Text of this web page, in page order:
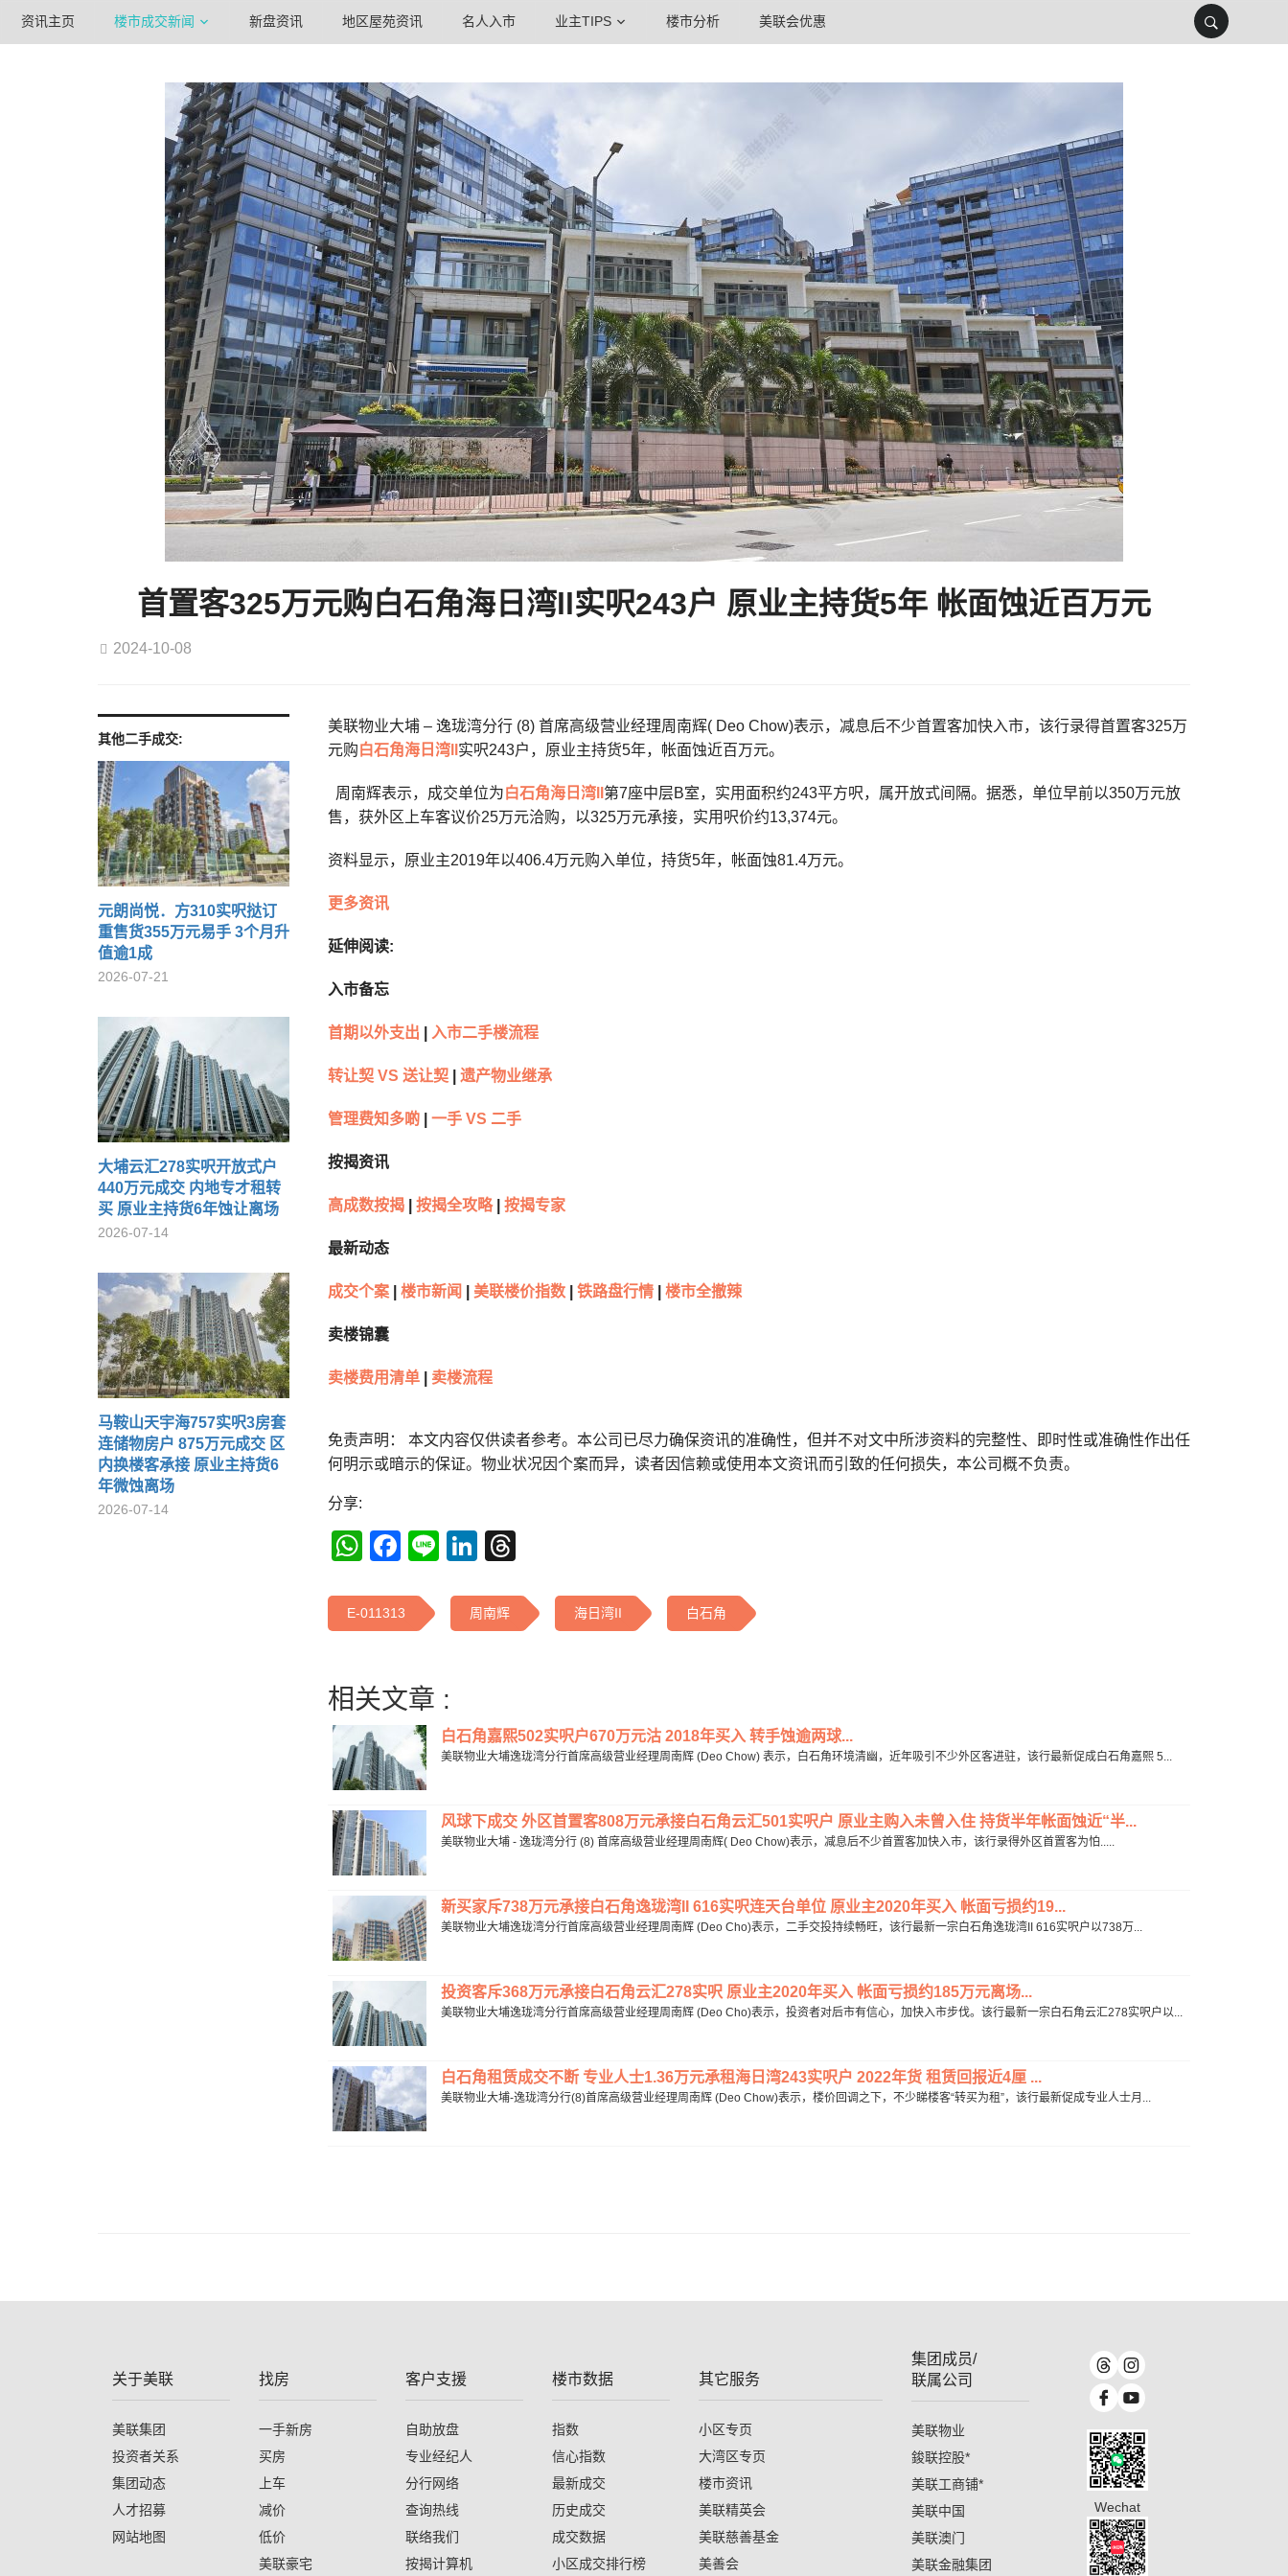
资讯主页 楼市成交新闻 新盘资讯 地区屋苑资讯 名人入市 业主TIPS 楼市分析 美联会优惠
首置客325万元购白石角海日湾ll实呎243户 原业主持货5年 帐面蚀近百万元
2024-10-08
其他二手成交:
元朗尚悦．方310实呎挞订
重售货355万元易手 3个月升
值逾1成
2026-07-21
大埔云汇278实呎开放式户
440万元成交 内地专才租转
买 原业主持货6年蚀让离场
2026-07-14
马鞍山天宇海757实呎3房套
连储物房户 875万元成交 区
内换楼客承接 原业主持货6
年微蚀离场
2026-07-14
美联物业大埔 – 逸珑湾分行 (8) 首席高级营业经理周南辉( Deo Chow)表示，减息后不少首置客加快入市，该行录得首置客325万
元购白石角海日湾ll 实呎243户，原业主持货5年，帐面蚀近百万元。
周南辉表示，成交单位为白石角海日湾ll 第7座中层B室，实用面积约243平方呎，属开放式间隔。据悉，单位早前以350万元放
售，获外区上车客议价25万元洽购，以325万元承接，实用呎价约13,374元。
资料显示，原业主2019年以406.4万元购入单位，持货5年，帐面蚀81.4万元。
更多资讯
延伸阅读:
入市备忘
首期以外支出 入市二手楼流程
转让契 VS 送让契 遗产物业继承
管理费知多啲 一手 VS 二手
按揭资讯
高成数按揭 按揭全攻略| 按揭专家
最新动态
成交个案 楼市新闻 美联楼价指数 铁路盘行情 楼市全撤辣
卖楼锦囊
卖楼费用清单 卖楼流程
免责声明： 本文内容仅供读者参考。本公司已尽力确保资讯的准确性，但并不对文中所涉资料的完整性、即时性或准确性作出任
何明示或暗示的保证。物业状况因个案而异，读者因信赖或使用本文资讯而引致的任何损失，本公司概不负责。
分享:
WhatsApp
Facebook
LineLinkedIn
E-011313 周南辉 海日湾II 白石角
相关文章 :
白石角嘉熙502实呎户670万元沽 2018年买入 转手蚀逾两球...
美联物业大埔逸珑湾分行首席高级营业经理周南辉 (Deo Chow) 表示，白石角环境清幽，近年吸引不少外区客进驻，该行最新促成白石角嘉熙 5...
风球下成交 外区首置客808万元承接白石角云汇501实呎户 原业主购入未曾入住 持货半年帐面蚀近“半...
美联物业大埔 - 逸珑湾分行 (8) 首席高级营业经理周南辉( Deo Chow)表示，减息后不少首置客加快入市，该行录得外区首置客为怕.....
新买家斥738万元承接白石角逸珑湾II 616实呎连天台单位 原业主2020年买入 帐面亏损约19...
美联物业大埔逸珑湾分行首席高级营业经理周南辉 (Deo Cho)表示，二手交投持续畅旺，该行最新一宗白石角逸珑湾II 616实呎户以738万...
投资客斥368万元承接白石角云汇278实呎 原业主2020年买入 帐面亏损约185万元离场...
美联物业大埔逸珑湾分行首席高级营业经理周南辉 (Deo Cho)表示，投资者对后市有信心，加快入市步伐。该行最新一宗白石角云汇278实呎户以...
白石角租赁成交不断 专业人士1.36万元承租海日湾243实呎户 2022年货 租赁回报近4厘 ...
美联物业大埔-逸珑湾分行(8)首席高级营业经理周南辉 (Deo Chow)表示，楼价回调之下，不少睇楼客“转买为租”，该行最新促成专业人士月...
关于美联
美联集团
投资者关系
集团动态
人才招募
网站地图
找房
一手新房
买房
上车
减价
低价
美联豪宅
客户支援
自助放盘
专业经纪人
分行网络
查询热线
联络我们
按揭计算机
楼市数据
指数
信心指数
最新成交
历史成交
成交数据
小区成交排行榜
其它服务
小区专页
大湾区专页
楼市资讯
美联精英会
美联慈善基金
美善会
集团成员/
联属公司
美联物业
鋑联控股*
美联工商铺*
美联中国
美联澳门
美联金融集团
Wechat